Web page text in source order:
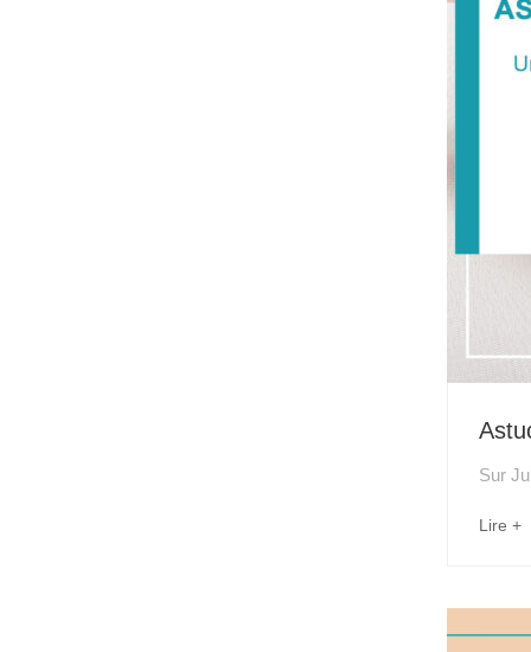
Sur
Lire +